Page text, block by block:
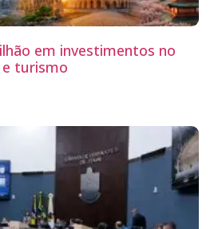
em investimentos no
turismo